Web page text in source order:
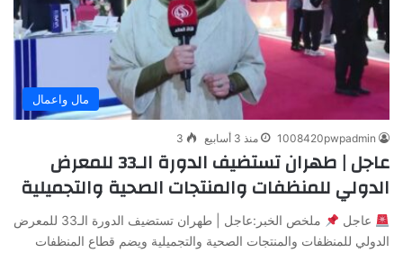
مال واعمال
1008420pwpadmin منذ 3 أسابيع 3
عاجل | طهران تستضيف الدورة الـ33 للمعرض
الدولي للمنظفات والمنتجات الصحية والتجميلية
عاجل
ملخص الخبر:عاجل | طهران تستضيف الدورة الـ33 للمعرض
الدولي للمنظفات والمنتجات الصحية والتجميلية ويضم قطاع المنظفات